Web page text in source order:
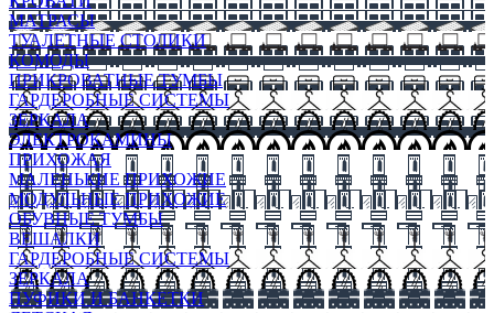
МАТРАСЫ
ТУАЛЕТНЫЕ СТОЛИКИ
КОМОДЫ
ПРИКРОВАТНЫЕ ТУМБЫ
ГАРДЕРОБНЫЕ СИСТЕМЫ
ЗЕРКАЛА
ЭЛЕКТРОКАМИНЫ
ПРИХОЖАЯ
МАЛЕНЬКИЕ ПРИХОЖИЕ
МОДУЛЬНЫЕ ПРИХОЖИЕ
ОБУВНЫЕ ТУМБЫ
ВЕШАЛКИ
ГАРДЕРОБНЫЕ СИСТЕМЫ
ЗЕРКАЛА
ПУФИКИ И БАНКЕТКИ